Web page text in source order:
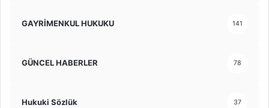
GAYRİMENKUL HUKUKU 141
GÜNCEL HABERLER 78
Hukuki Sözlük 37